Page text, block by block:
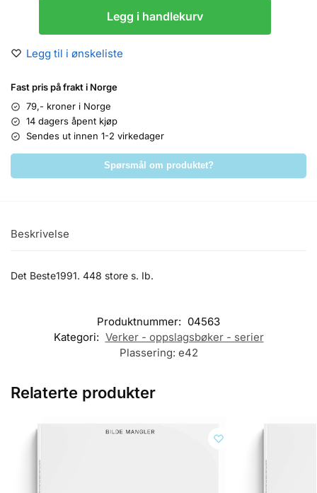
Legg i handlekurv
Legg til i ønskeliste
Fast pris på frakt i Norge
79,- kroner i Norge
14 dagers åpent kjøp
Sendes ut innen 1-2 virkedager
Spørsmål om produktet?
Beskrivelse
Det Beste1991. 448 store s. Ib.
Produktnummer: 04563
Kategori: Verker - oppslagsbøker - serier
Plassering: e42
Relaterte produkter